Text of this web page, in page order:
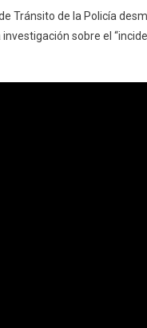
Tránsito de la Policía
sobre el